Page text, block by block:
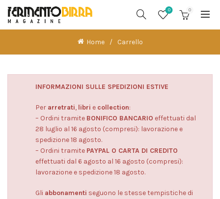
0 0
Home Carrello
INFORMAZIONI SULLE SPEDIZIONI ESTIVE
Per arretrati, libri e collection:
– Ordini tramite BONIFICO BANCARIO effettuati dal
28 luglio al 16 agosto (compresi): lavorazione e
spedizione 18 agosto.
– Ordini tramite PAYPAL O CARTA DI CREDITO
effettuati dal 6 agosto al 16 agosto (compresi):
lavorazione e spedizione 18 agosto.
Gli abbonamenti seguono le stesse tempistiche di